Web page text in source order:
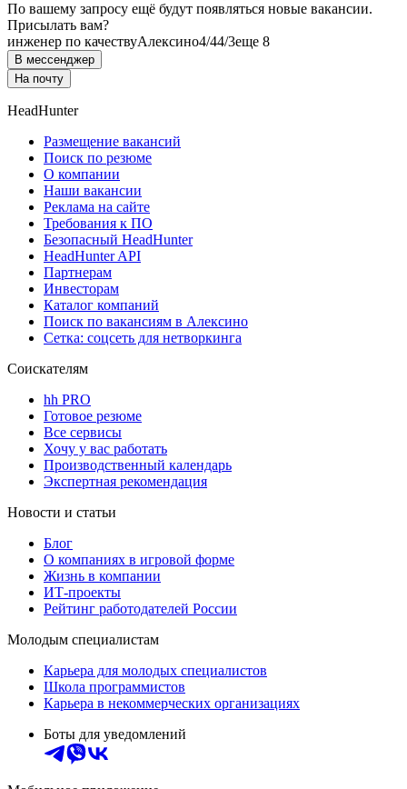
По вашему запросу ещё будут появляться новые вакансии.
Присылать вам?
инженер по качествуАлексино4/44/3еще 8
В мессенджер
На почту
HeadHunter
Размещение вакансий
Поиск по резюме
О компании
Наши вакансии
Реклама на сайте
Требования к ПО
Безопасный HeadHunter
HeadHunter API
Партнерам
Инвесторам
Каталог компаний
Поиск по вакансиям в Алексино
Сетка: соцсеть для нетворкинга
Соискателям
hh PRO
Готовое резюме
Все сервисы
Хочу у вас работать
Производственный календарь
Экспертная рекомендация
Новости и статьи
Блог
О компаниях в игровой форме
Жизнь в компании
ИТ-проекты
Рейтинг работодателей России
Молодым специалистам
Карьера для молодых специалистов
Школа программистов
Карьера в некоммерческих организациях
Боты для уведомлений